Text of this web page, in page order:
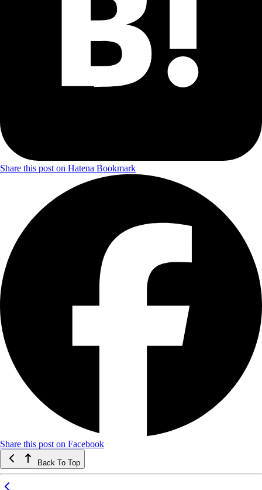
Share this post on Hatena Bookmark
Share this post on Facebook
Back To Top